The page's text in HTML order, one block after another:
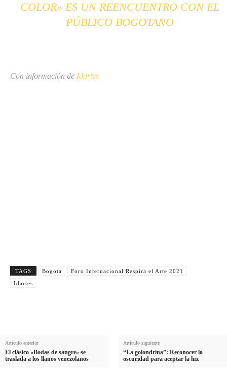
COLOR» ES UN REENCUENTRO CON EL
PÚBLICO BOGOTANO
Con información de Idartes
o
TAGS Bogota
Foro Internacional Respira el Arte 2021
Idartes
Artículo anterior
El clásico «Bodas de sangre» se
traslada a los llanos venezolanos
Artículo siguiente
“La golondrina”: Reconocer la
oscuridad para aceptar la luz